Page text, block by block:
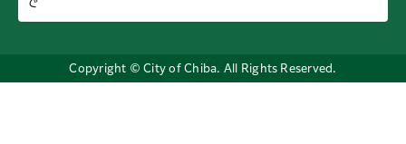
で
Copyright © City of Chiba. All Rights Reserved.